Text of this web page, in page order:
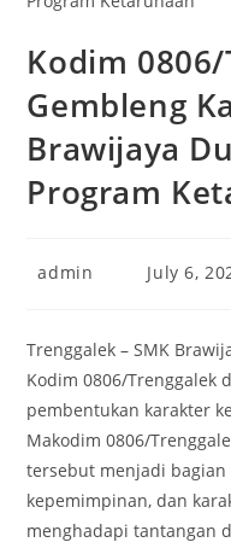
Kodim
Gembleng
Brawijaya
Program
Post
admin
Post
July 6,
Trenggalek – SMK
Kodim 0806/Trenggalek
pembentukan karakter
Makodim 0806/
tersebut menjadi
kepemimpinan, dan
menghadapi tantangan